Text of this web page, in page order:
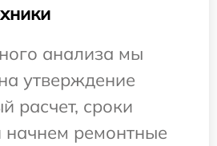
анализа мы
утверждение
расчет, сроки
начнем ремонтные